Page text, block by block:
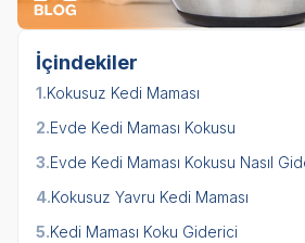
İçindekiler
1.Kokusuz Kedi Maması
2.Evde Kedi Maması Kokusu
3.Evde Kedi Maması Kokusu Nasıl
4.Kokusuz Yavru Kedi Maması
5.Kedi Maması Koku Giderici